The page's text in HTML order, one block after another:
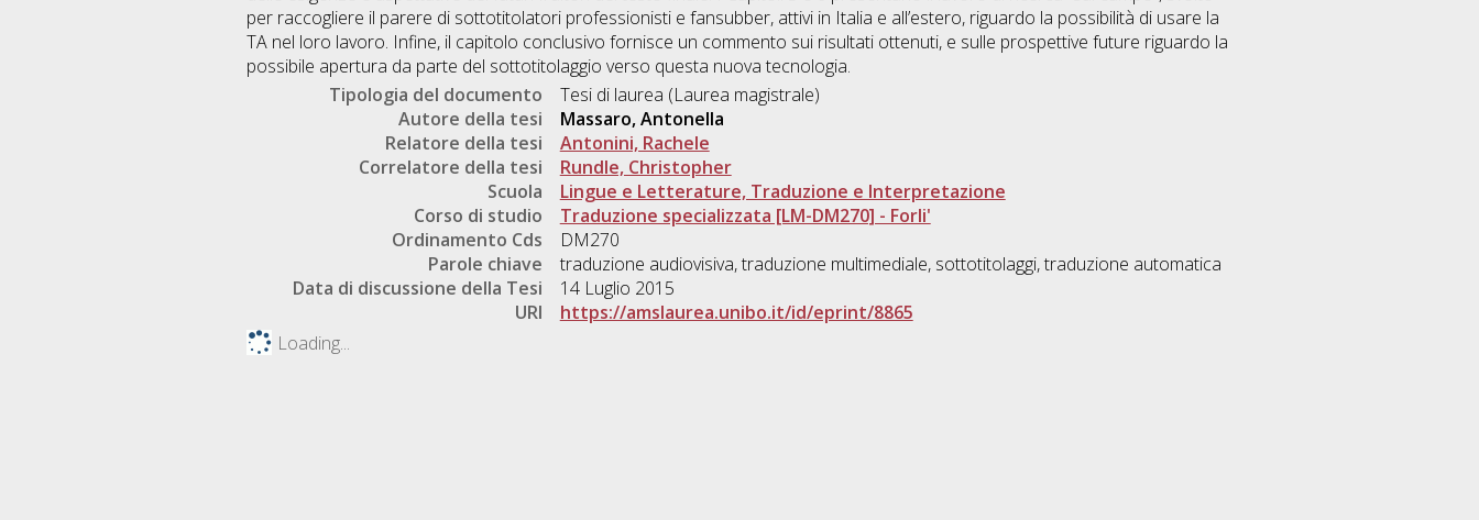
per raccogliere il parere di sottotitolatori professionisti e fansubber, attivi in Italia e all’estero, riguardo la possibilità di usare la
TA nel loro lavoro. Infine, il capitolo conclusivo fornisce un commento sui risultati ottenuti, e sulle prospettive future riguardo la
possibile apertura da parte del sottotitolaggio verso questa nuova tecnologia.
Tipologia del documento
Tesi di laurea (Laurea magistrale)
Autore della tesi
Massaro, Antonella
Relatore della tesi
Antonini, Rachele
Correlatore della tesi
Rundle, Christopher
Scuola
Lingue e Letterature, Traduzione e Interpretazione
Corso di studio
Traduzione specializzata [LM-DM270] - Forli'
Ordinamento Cds
DM270
Parole chiave
traduzione audiovisiva, traduzione multimediale, sottotitolaggi, traduzione automatica
Data di discussione della Tesi
14 Luglio 2015
URI
https://amslaurea.unibo.it/id/eprint/8865
Loading...